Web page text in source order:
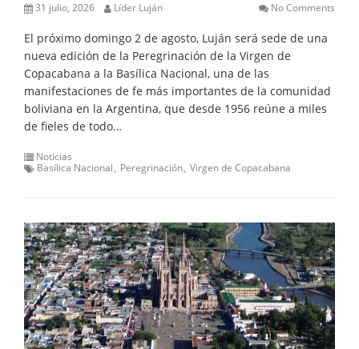
31 julio, 2026 Líder Luján No Comments
El próximo domingo 2 de agosto, Luján será sede de una
nueva edición de la Peregrinación de la Virgen de
Copacabana a la Basílica Nacional, una de las
manifestaciones de fe más importantes de la comunidad
boliviana en la Argentina, que desde 1956 reúne a miles
de fieles de todo…
Noticias
Basílica Nacional
Peregrinación Virgen de Copacabana